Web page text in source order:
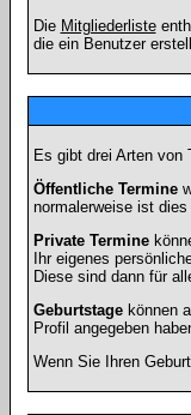
Die Mitgliederliste
die ein Benutzer
Es gibt drei Arten von
Öffentliche Termine
normalerweise ist
Private Termine
Ihr eigenes
Diese sind dann für
Geburtstagekönnen
Profil angegeben
Wenn Sie Ihren